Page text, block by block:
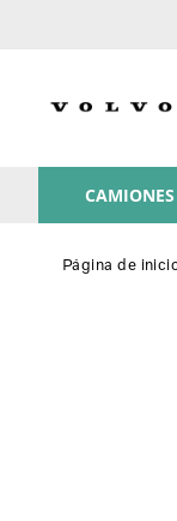
Página de